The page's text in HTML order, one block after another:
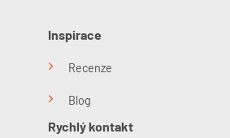
Inspirace
Recenze
Blog
Rychlý kontakt